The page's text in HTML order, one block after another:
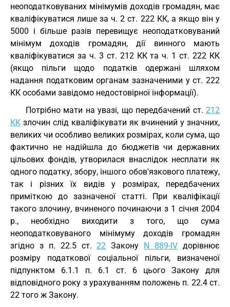
неоподатковуваних мінімумів доходів громадян, має
кваліфікуватися лише за ч. 2 ст. 222 КК, а якщо він у
5000 і більше разів перевищує неоподатковуваний
мінімум доходів громадян, дії винного мають
кваліфікуватися за ч. 3 ст. 212 КК та ч. 1 ст. 222 КК
(якщо пільги щодо податків одержані шляхом
надання податковим органам зазначеними у ст. 222
КК особами завідомо недостовірної інформації).
Потрібно мати на увазі, що передбачений ст. 212
КК злочин слід кваліфікувати як вчинений у значних,
великих чи особливо великих розмірах, коли сума, що
фактично не надійшла до бюджетів чи державних
цільових фондів, утворилася внаслідок несплати як
одного податку, збору, іншого обов'язкового платежу,
так і різних їх видів у розмірах, передбачених
приміткою до зазначеної статті. При кваліфікації
такого злочину, вчиненого починаючи з 1 січня 2004
р., необхідно виходити з того, що сума
неоподатковуваного мінімуму доходів громадян
згідно з п. 22.5 ст.22 Закону N 889-IV дорівнює
розміру податкової соціальної пільги, визначеної
підпунктом 6.1.1 п. 6.1 ст. 6 цього Закону для
відповідного року з урахуванням положень п. 22.4 ст.
22 того ж Закону.